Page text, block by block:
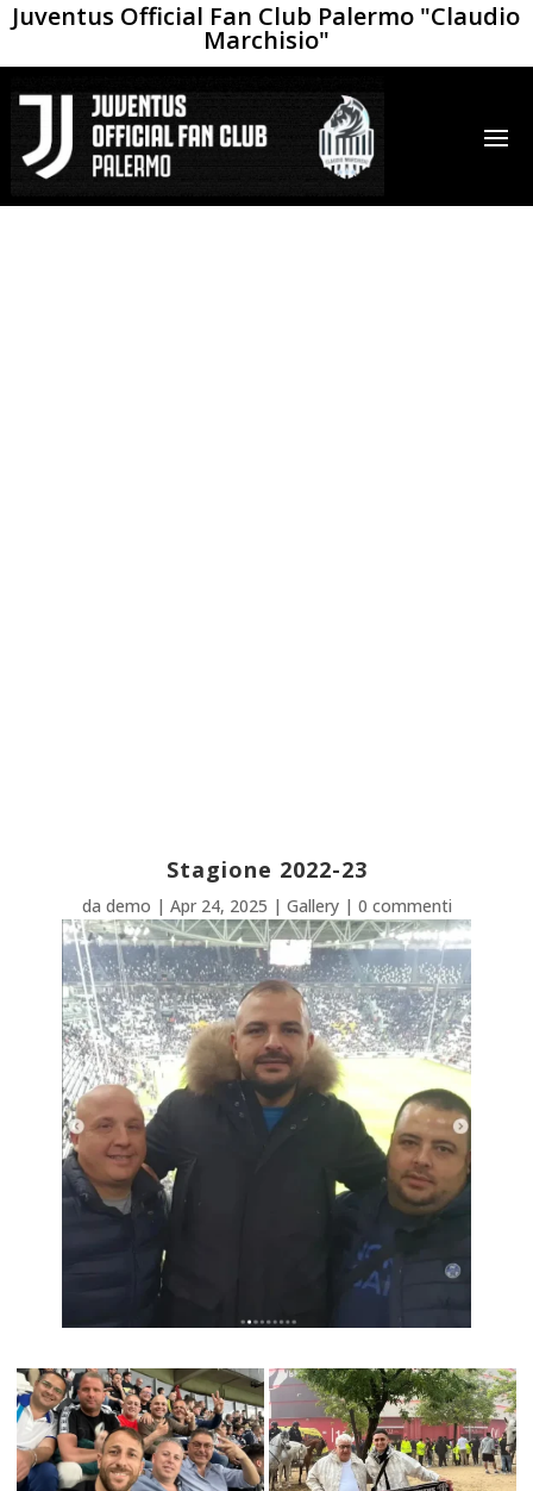
Juventus Official Fan Club Palermo "Claudio
Marchisio"
Stagione 2022-23
da demo | Apr 24, 2025 | Gallery| 0 commenti